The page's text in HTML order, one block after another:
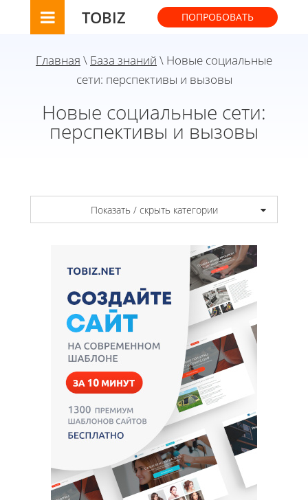
TOBIZ ПОПРОБОВАТЬ
Главная \ База знаний \ Новые социальные
сети: перспективы и вызовы
Новые социальные сети:
перспективы и вызовы
Показать / скрыть категории